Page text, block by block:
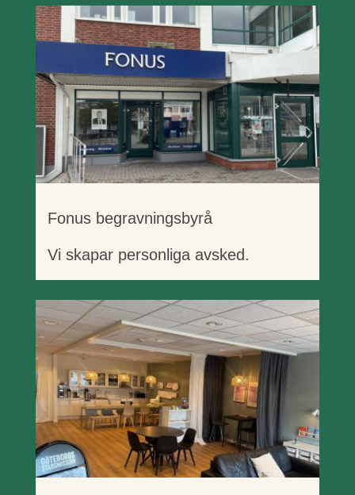
Fonus begravningsbyrå
Vi skapar personliga avsked.